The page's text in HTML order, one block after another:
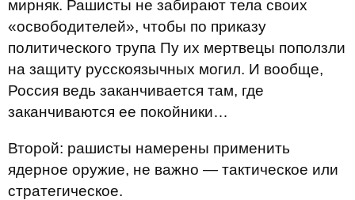
мирняк. Рашисты не забирают тела своих
«освободителей», чтобы по приказу
политического трупа Пу их мертвецы поползли
на защиту русскоязычных могил. И вообще,
Россия ведь заканчивается там, где
заканчиваются ее покойники…
Второй: рашисты намерены применить
ядерное оружие, не важно — тактическое или
стратегическое.